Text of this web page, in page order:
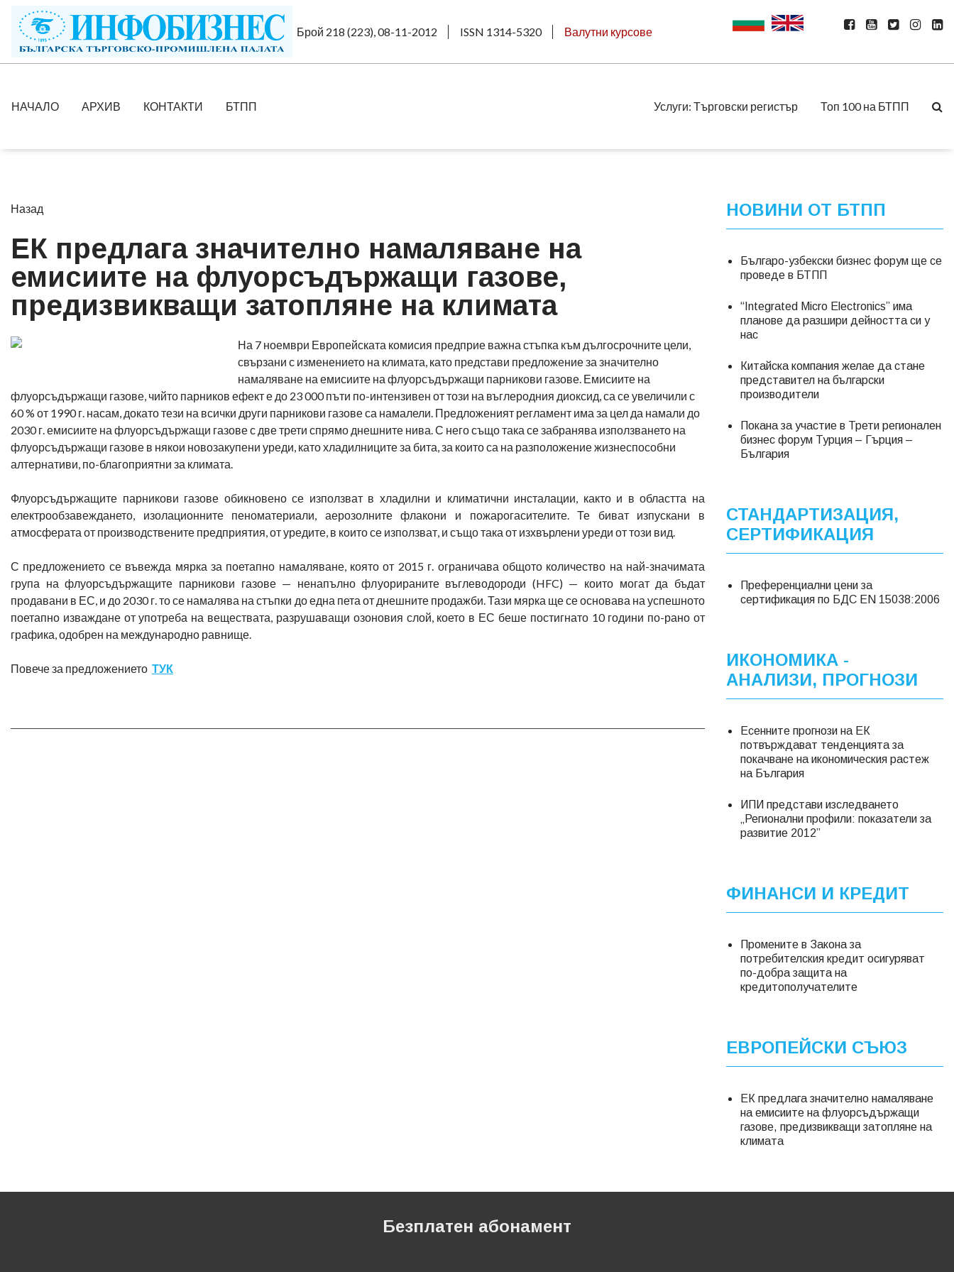
Брой 218 (223), 08-11-2012 ISSN 1314-5320 Валутни курсове
НАЧАЛО АРХИВ КОНТАКТИ БТПП Услуги: Търговски регистър Топ 100 на БТПП
Назад
ЕК предлага значително намаляване на
емисиите на флуорсъдържащи газове,
предизвикващи затопляне на климата
На 7 ноември Европейската комисия предприе важна стъпка към дългосрочните цели,
свързани с изменението на климата, като представи предложение за значително
намаляване на емисиите на флуорсъдържащи парникови газове. Емисиите на
флуорсъдържащи газове, чийто парников ефект е до 23 000 пъти по-интензивен от този на въглеродния диоксид, са се увеличили с
60 % от 1990 г. насам, докато тези на всички други парникови газове са намалели. Предложеният регламент има за цел да намали до
2030 г. емисиите на флуорсъдържащи газове с две трети спрямо днешните нива. С него също така се забранява използването на
флуорсъдържащи газове в някои новозакупени уреди, като хладилниците за бита, за които са на разположение жизнеспособни
алтернативи, по-благоприятни за климата.
Флуорсъдържащите парникови газове обикновено се използват в хладилни и климатични инсталации, както и в областта на
електрообзавеждането, изолационните пеноматериали, аерозолните флакони и пожарогасителите. Те биват изпускани в
атмосферата от производствените предприятия, от уредите, в които се използват, и също така от изхвърлени уреди от този вид.
С предложението се въвежда мярка за поетапно намаляване, която от 2015 г. ограничава общото количество на най-значимата
група на флуорсъдържащите парникови газове — ненапълно флуорираните въглеводороди (HFC) — които могат да бъдат
продавани в ЕС, и до 2030 г. то се намалява на стъпки до една пета от днешните продажби. Тази мярка ще се основава на успешното
поетапно изваждане от употреба на веществата, разрушаващи озоновия слой, което в ЕС беше постигнато 10 години по-рано от
графика, одобрен на международно равнище.
Повече за предложението ТУК
НОВИНИ ОТ БТПП
Българо-узбекски бизнес форум ще се
проведе в БТПП
“Integrated Micro Electronics” има
планове да разшири дейността си у
нас
Китайска компания желае да стане
представител на български
производители
Покана за участие в Трети регионален
бизнес форум Турция – Гърция –
България
СТАНДАРТИЗАЦИЯ,
СЕРТИФИКАЦИЯ
Преференциални цени за
сертификация по БДС EN 15038:2006
ИКОНОМИКА -
АНАЛИЗИ, ПРОГНОЗИ
Есенните прогнози на ЕК
потвърждават тенденцията за
покачване на икономическия растеж
на България
ИПИ представи изследването
„Регионални профили: показатели за
развитие 2012”
ФИНАНСИ И КРЕДИТ
Промените в Закона за
потребителския кредит осигуряват
по-добра защита на
кредитополучателите
ЕВРОПЕЙСКИ СЪЮЗ
ЕК предлага значително намаляване
на емисиите на флуорсъдържащи
газове, предизвикващи затопляне на
климата
Безплатен абонамент